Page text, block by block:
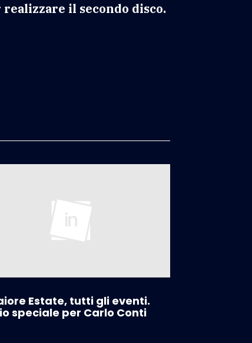
realizzare il secondo disco.
Estate, tutti gli eventi.
speciale per Carlo Conti